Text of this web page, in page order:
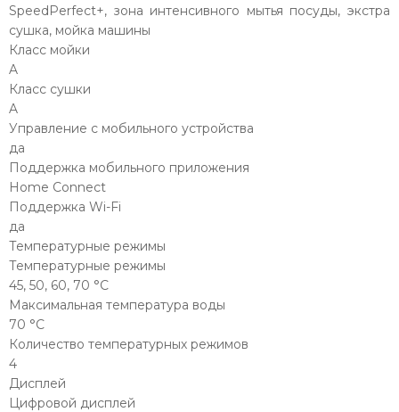
SpeedPerfect+, зона интенсивного мытья посуды, экстра
cушка, мойка машины
Класс мойки
A
Класс сушки
A
Управление c мобильного устройства
да
Поддержка мобильного приложения
Home Connect
Поддержка Wi-Fi
да
Температурные режимы
Температурные режимы
45, 50, 60, 70 °С
Максимальная температура воды
70 °С
Количество температурных режимов
4
Дисплей
Цифровой дисплей